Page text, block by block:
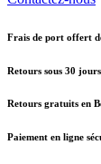
Frais de port offert
Retours sous 30 jours
Retours gratuits en
Paiement en ligne